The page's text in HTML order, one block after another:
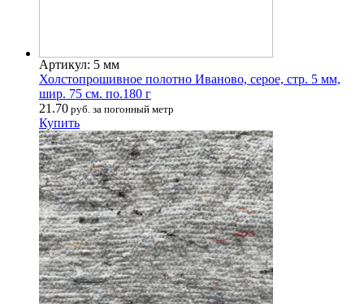
Артикул: 5 мм
Холстопрошивное полотно Иваново, серое, стр. 5 мм,
шир. 75 см. по.180 г
21.70 руб. за погонный метр
Купить